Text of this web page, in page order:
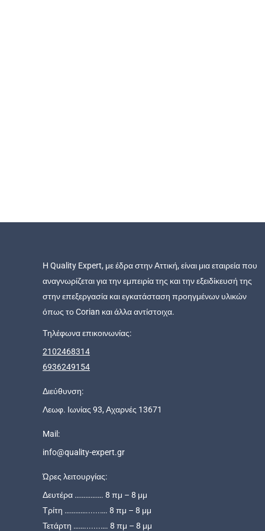
Η Quality Expert, με έδρα στην Αττική, είναι μια εταιρεία που
αναγνωρίζεται για την εμπειρία της και την εξειδίκευσή της
στην επεξεργασία και εγκατάσταση προηγμένων υλικών
όπως το Corian και άλλα αντίστοιχα.
Τηλέφωνα επικοινωνίας:
2102468314
6936249154
Διεύθυνση:
Λεωφ. Ιωνίας 93, Αχαρνές 13671
Mail:
info@quality-expert.gr
Ώρες λειτουργίας:
Δευτέρα ……………. 8 πμ – 8 μμ
Τρίτη …………......…. 8 πμ – 8 μμ
Τετάρτη …….......…. 8 πμ – 8 μμ